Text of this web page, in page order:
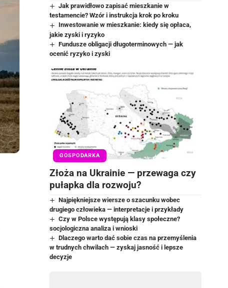
Jak prawidłowo zapisać mieszkanie w
testamencie? Wzór i instrukcja krok po kroku
Inwestowanie w mieszkanie: kiedy się opłaca,
jakie zyski i ryzyko
Fundusze obligacji długoterminowych — jak
ocenić ryzyko i zyski
GOSPODARKA
Złoża na Ukrainie — przewaga czy
pułapka dla rozwoju?
Najpiękniejsze wiersze o szacunku wobec
drugiego człowieka — interpretacje i przykłady
Czy w Polsce występują klasy społeczne?
socjologiczna analiza i wnioski
Dlaczego warto dać sobie czas na przemyślenia
w trudnych chwilach — zyskaj jasność i lepsze
decyzje